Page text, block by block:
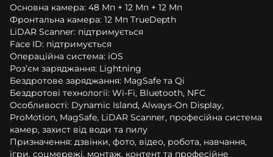
Основна камера: 48 Мп + 12 Мп + 12 Мп
Фронтальна камера: 12 Мп TrueDepth
LiDAR Scanner: підтримується
Face ID: підтримується
Операційна система: iOS
Роз’єм заряджання: Lightning
Бездротове заряджання: MagSafe та Qi
Бездротові технології: Wi-Fi, Bluetooth, NFC
Особливості: Dynamic Island, Always-On Display,
ProMotion, MagSafe, LiDAR Scanner, професійна система
камер, захист від води та пилу
Призначення: дзвінки, фото, відео, робота, навчання,
ігри, соцмережі, монтаж, контент та професійне